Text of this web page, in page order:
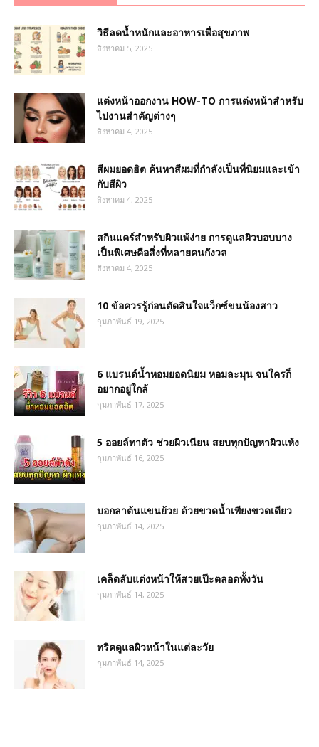
วิธีลดน้ำหนักและอาหารเพื่อสุขภาพ
สิงหาคม 5, 2025
แต่งหน้าออกงาน HOW-TO การแต่งหน้าสำหรับ
ไปงานสำคัญต่างๆ
สิงหาคม 4, 2025
สีผมยอดฮิต ค้นหาสีผมที่กำลังเป็นที่นิยมและเข้า
กับสีผิว
สิงหาคม 4, 2025
สกินแคร์สำหรับผิวแพ้ง่าย การดูแลผิวบอบบาง
เป็นพิเศษคือสิ่งที่หลายคนกังวล
สิงหาคม 4, 2025
10 ข้อควรรู้ก่อนตัดสินใจแว็กซ์ขนน้องสาว
กุมภาพันธ์ 19, 2025
6 แบรนด์น้ำหอมยอดนิยม หอมละมุน จนใครก็
อยากอยู่ใกล้
กุมภาพันธ์ 17, 2025
5 ออยล์ทาตัว ช่วยผิวเนียน สยบทุกปัญหาผิวแห้ง
กุมภาพันธ์ 16, 2025
บอกลาต้นแขนย้วย ด้วยขวดน้ำเพียงขวดเดียว
กุมภาพันธ์ 14, 2025
เคล็ดลับแต่งหน้าให้สวยเป๊ะตลอดทั้งวัน
กุมภาพันธ์ 14, 2025
ทริคดูแลผิวหน้าในแต่ละวัย
กุมภาพันธ์ 14, 2025